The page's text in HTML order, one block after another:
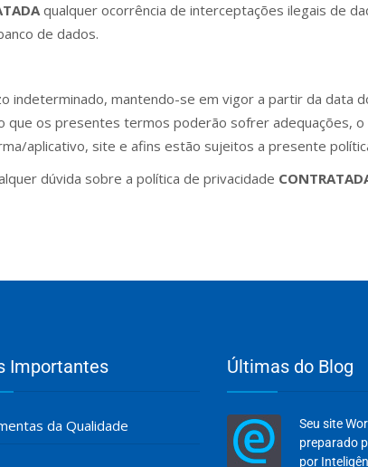
qualquer ocorrência de interceptações ilegais de
de dados.
indeterminado, mantendo-se em vigor a partir da data
que os presentes termos poderão sofrer adequações,
aplicativo, site e afins estão sujeitos a presente
dúvida sobre a política de privacidade
Importantes
da Qualidade
Últimas do Blog
Seu site
preparado
por